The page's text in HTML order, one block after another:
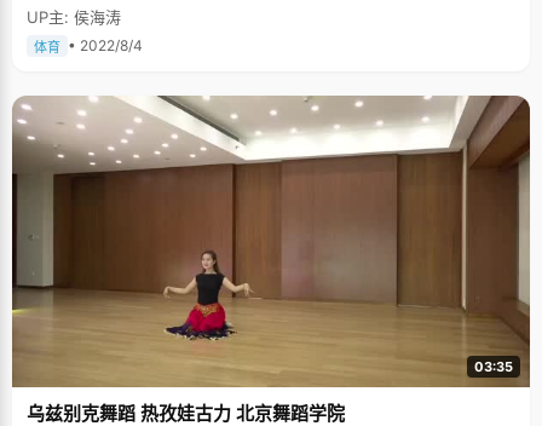
UP主: 侯海涛
体育 • 2022/8/4
03:35
乌兹别克舞蹈 热孜娃古力 北京舞蹈学院